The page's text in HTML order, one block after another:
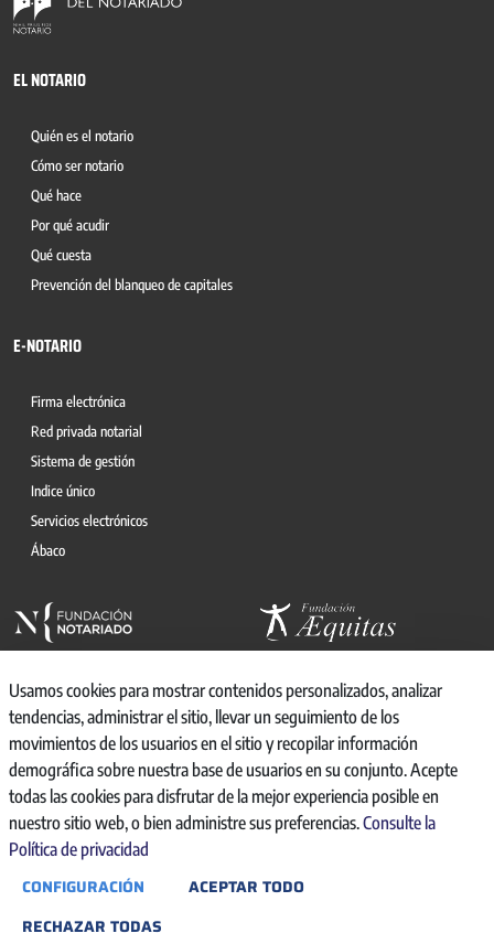
EL NOTARIO
Quién es el notario
Cómo ser notario
Qué hace
Por qué acudir
Qué cuesta
Prevención del blanqueo de capitales
E-NOTARIO
Firma electrónica
Red privada notarial
Sistema de gestión
Indice único
Servicios electrónicos
Ábaco
© 2026, CONSEJO GENERAL DEL NOTARIO
CANAL INTERNO DE INFORMACIÓN
REGISTRO DE ACTIVIDADES DE TRATAMIENTO
AVISO LEGAL
POLÍTICA DE COOKIES
ACCESIBILIDAD
Usamos cookies para mostrar contenidos personalizados, analizar
tendencias, administrar el sitio, llevar un seguimiento de los
movimientos de los usuarios en el sitio y recopilar información
demográfica sobre nuestra base de usuarios en su conjunto. Acepte
todas las cookies para disfrutar de la mejor experiencia posible en
nuestro sitio web, o bien administre sus preferencias.Consulte la
Política de privacidad
CONFIGURACIÓN
ACEPTAR TODO
RECHAZAR TODAS